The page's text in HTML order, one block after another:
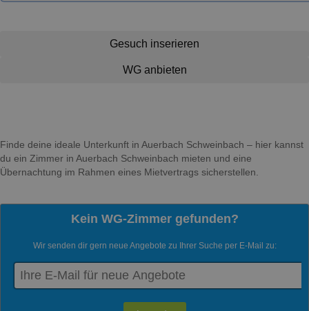
Gesuch inserieren
WG anbieten
Finde deine ideale Unterkunft in Auerbach Schweinbach – hier kannst
du ein Zimmer in Auerbach Schweinbach mieten und eine
Übernachtung im Rahmen eines Mietvertrags sicherstellen.
Kein WG-Zimmer gefunden?
Wir senden dir gern neue Angebote zu Ihrer Suche per E-Mail zu: